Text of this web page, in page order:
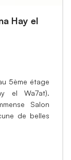
Hay el
5ème étage
el Wa7at).
Salon
de belles